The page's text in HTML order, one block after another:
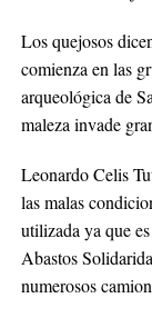
Los quejosos
comienza en las
arqueológica de
maleza invade
Leonardo Celis
las malas
utilizada ya que
Abastos
numerosos